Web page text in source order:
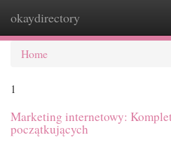
okaydirectory
Home
1
Marketing internetowy:
początkujących